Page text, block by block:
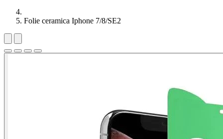
Folie ceramica Iphone 7/8/SE2